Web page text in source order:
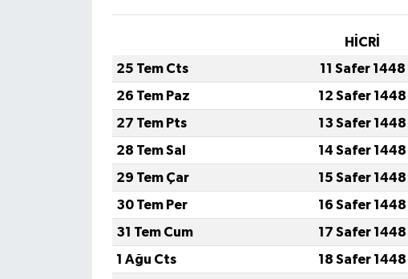
HİCRİ
25 Tem Cts
11 Safer 1448
26 Tem Paz
12 Safer 1448
27 Tem Pts
13 Safer 1448
28 Tem Sal
14 Safer 1448
29 Tem Çar
15 Safer 1448
30 Tem Per
16 Safer 1448
31 Tem Cum
17 Safer 1448
1 Ağu Cts
18 Safer 1448